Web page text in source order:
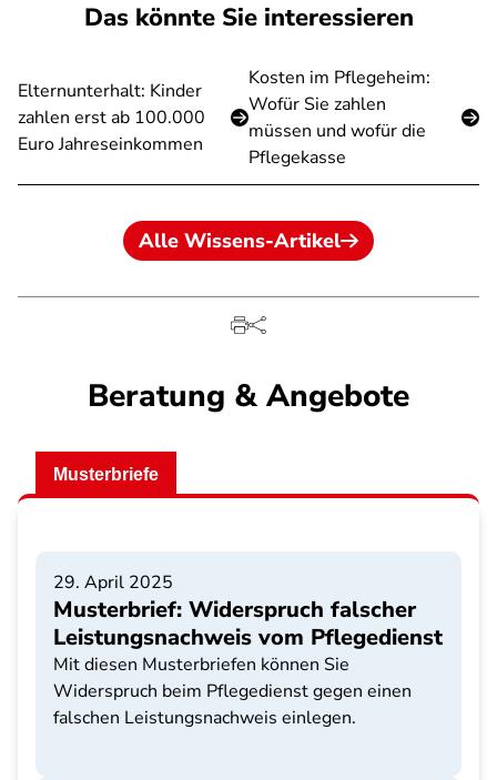
Das könnte Sie interessieren
Elternunterhalt: Kinder
zahlen erst ab 100.000
Euro Jahreseinkommen
Kosten im Pflegeheim:
Wofür Sie zahlen
müssen und wofür die
Pflegekasse
Alle Wissens-Artikel
Beratung & Angebote
Musterbriefe
29. April 2025
Musterbrief: Widerspruch falscher
Leistungsnachweis vom Pflegedienst
Mit diesen Musterbriefen können Sie
Widerspruch beim Pflegedienst gegen einen
falschen Leistungsnachweis einlegen.